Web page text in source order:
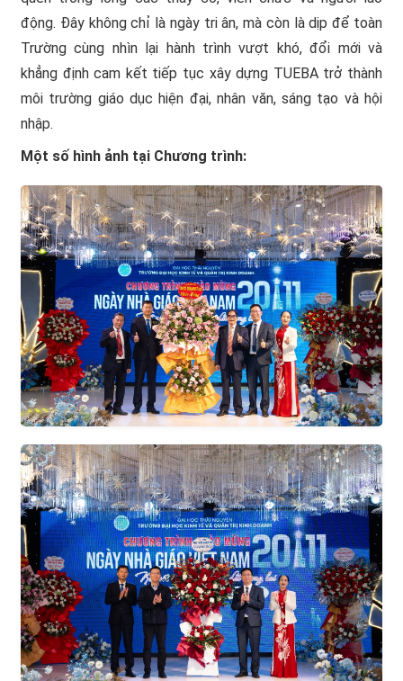
động. Đây không chỉ là ngày tri ân, mà còn là dịp để toàn
Trường cùng nhìn lại hành trình vượt khó, đổi mới và
khẳng định cam kết tiếp tục xây dựng TUEBA trở thành
môi trường giáo dục hiện đại, nhân văn, sáng tạo và hội
nhập.
Một số hình ảnh tại Chương trình: